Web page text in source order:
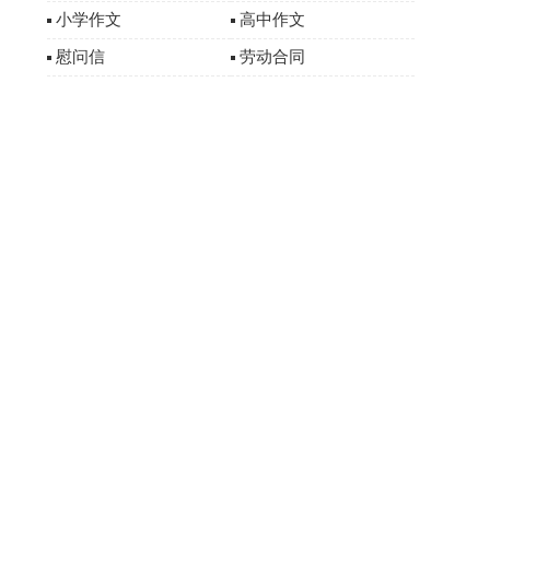
小学作文 高中作文
慰问信 劳动合同